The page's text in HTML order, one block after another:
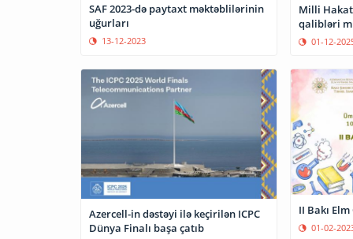
SAF 2023-də paytaxt məktəblilərinin
uğurları
13-12-2023
Milli
qalibləri
01-12-
Azercell-in dəstəyi ilə keçirilən ICPC
Dünya Finalı başa çatıb
II Bakı
01-02-